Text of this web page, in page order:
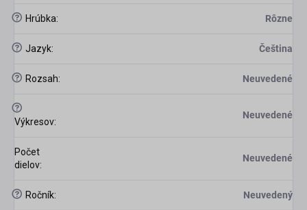
? Hrúbka: Rôzne
? Jazyk: Čeština
? Rozsah: Neuvedené
?
Výkresov:
Neuvedené
Počet
dielov:
Neuvedené
? Ročník: Neuvedený